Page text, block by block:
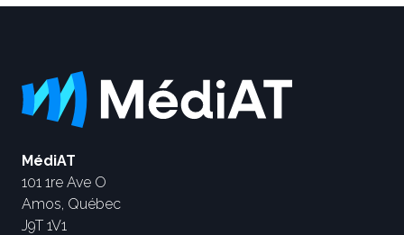
MédiAT
101 1re Ave O
Amos, Québec
J9T 1V1